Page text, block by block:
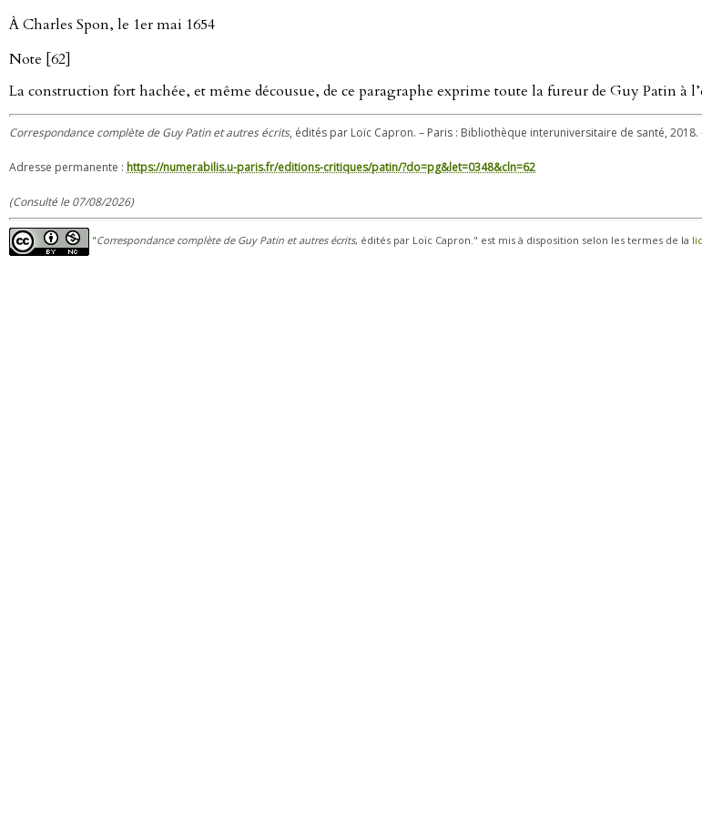
À Charles Spon, le 1er mai 1654
Note [62]
La construction fort hachée, et même décousue, de ce paragraphe exprime toute la fureur de Guy Patin à
Correspondance complète de Guy Patin et autres écrits, édités par Loïc Capron. – Paris : Bibliothèque interuniversitaire de santé, 2018.
Adresse permanente : https://numerabilis.u-paris.fr/editions-critiques/patin/?do=pg&let=0348&cln=62
(Consulté le 07/08/2026)
"Correspondance complète de Guy Patin et autres écrits, édités par Loïc Capron." est mis à disposition selon les termes de la